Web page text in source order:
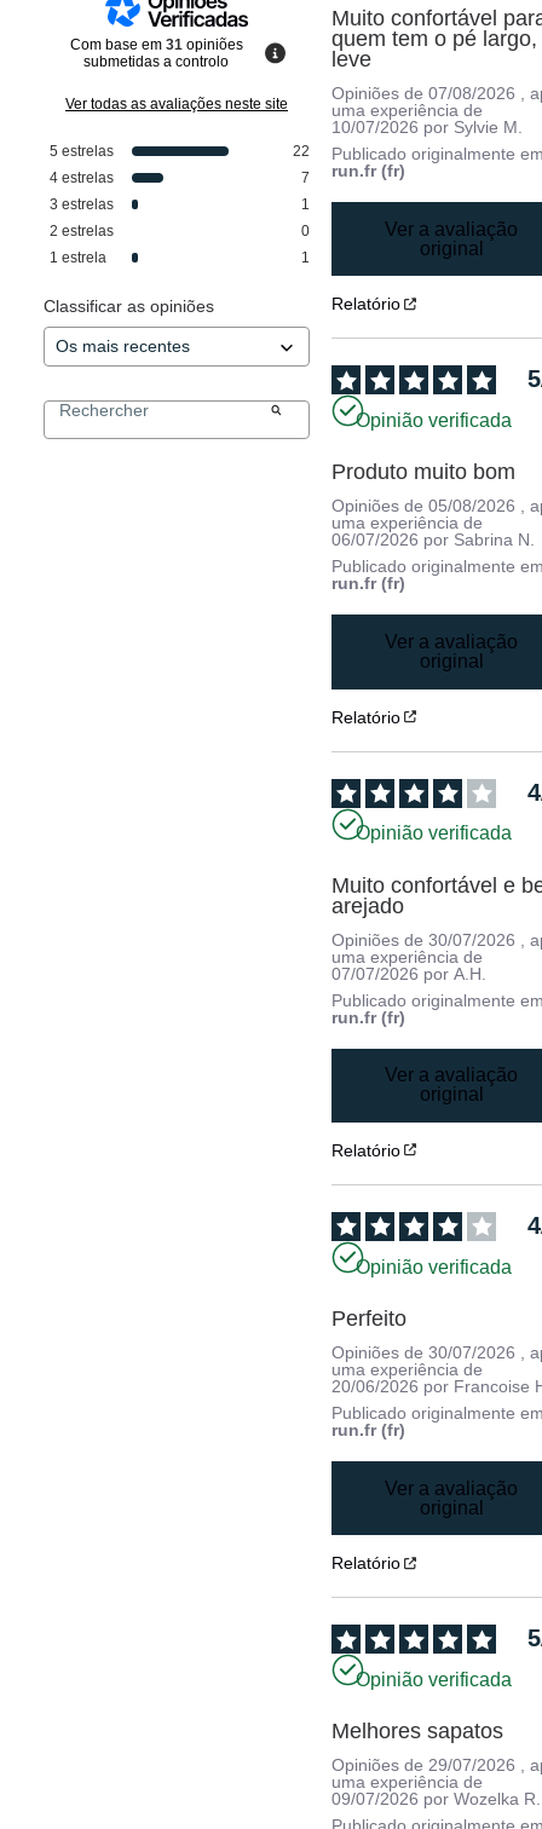
Com base em 31 opiniões
submetidas a controlo
Ver todas as avaliações neste site
5 estrelas
22
4 estrelas
7
3 estrelas
1
2 estrelas
0
1 estrela 1
Classificar as opiniões
Muito confortável
quem tem o pé largo,
leve
Opiniões de07/08/2026
,
uma experiência de
10/07/2026 por Sylvie M.
Publicado originalmente
run.fr (fr)
Ver a avaliação
original
Relatório
5
Opinião verificada
Produto muito bom
Opiniões de05/08/2026 ,
uma experiência de
06/07/2026 por Sabrina N.
Publicado originalmente
run.fr (fr)
Ver a avaliação
original
Relatório
4
Opinião verificada
Muito confortável e
arejado
Opiniões de30/07/2026
,
uma experiência de
07/07/2026 porA.H.
Publicado originalmente
run.fr (fr)
Ver a avaliação
original
Relatório
4
Opinião verificada
Perfeito
Opiniões de30/07/2026
,
uma experiência de
20/06/2026 por Francoise
Publicado originalmente
run.fr (fr)
Ver a avaliação
original
Relatório
5
Opinião verificada
Melhores sapatos
Opiniões de29/07/2026 ,
uma experiência de
09/07/2026 porWozelka R.